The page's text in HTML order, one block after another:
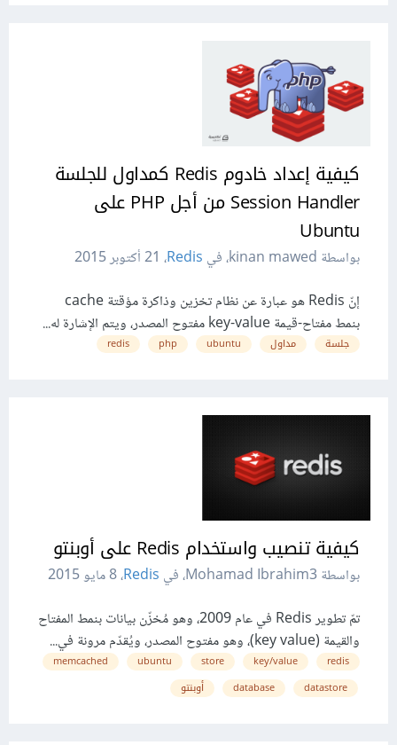
كيفية إعداد خادوم Redis كمداول للجلسة
Session Handler من أجل PHP على
Ubuntu
بواسطة kinan mawed، في Redis، 21 أكتوبر 2015
إنّ Redis هو عبارة عن نظام تخزين وذاكرة مؤقتة cache
بنمط مفتاح-قيمة key-value مفتوح المصدر، ويتم الإشارة له...
جلسة مداول ubuntu
php
redis
كيفية تنصيب واستخدام Redis على أوبنتو
بواسطة Mohamad Ibrahim3، في Redis،8 مايو 2015
تمّ تطوير Redis في عام 2009، وهو مُخزّن بيانات بنمط المفتاح
والقيمة (key value)، وهو مفتوح المصدر، ويُقدّم مرونة في...
redis
key/value
store
ubuntu
memcached
datastore
database أوبنتو